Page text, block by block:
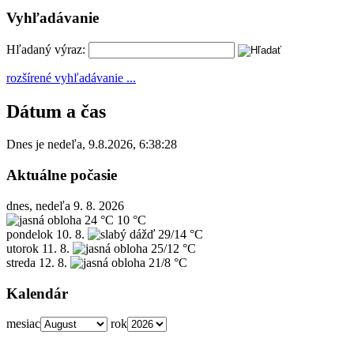
Vyhľadávanie
Hľadaný výraz:
rozšírené vyhľadávanie ...
Dátum a čas
Dnes je nedeľa, 9.8.2026, 6:38:28
Aktuálne počasie
dnes, nedeľa 9. 8. 2026
24 °C 10 °C
pondelok 10. 8.
29/14 °C
utorok 11. 8.
25/12 °C
streda 12. 8. 21/8 °C
Kalendár
mesiac rok